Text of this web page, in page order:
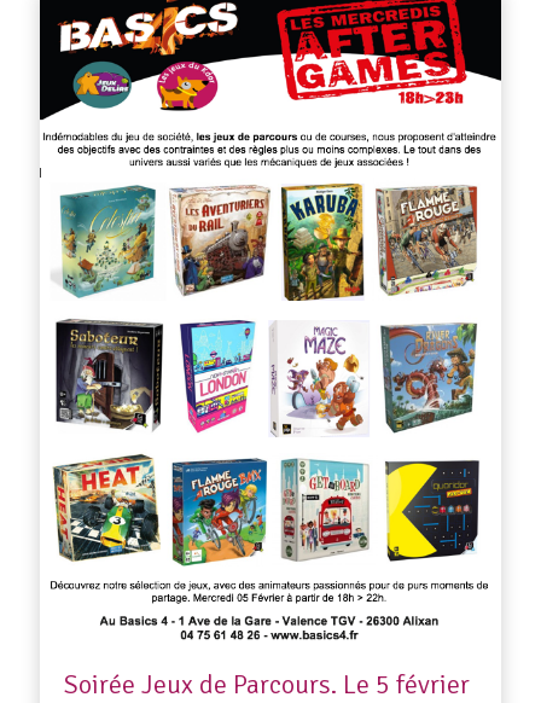
Soirée Jeux de Parcours. Le 5 février